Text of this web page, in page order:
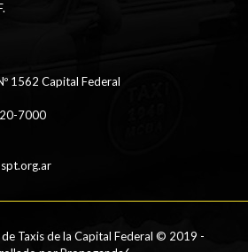
1562 Capital Federal
7000
Taxis de la Capital Federal © 2019 -